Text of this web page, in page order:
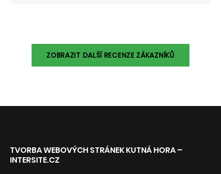
ZOBRAZIT DALŠÍ RECENZE ZÁKAZNÍKŮ
TVORBA WEBOVÝCH STRÁNEK KUTNÁ HORA –
INTERSITE.CZ